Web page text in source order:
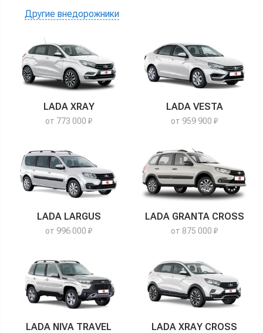
Другие внедорожники
LADA XRAY
от 773 000 ₽
LADA VESTA
от 959 900 ₽
LADA LARGUS
от 996 000 ₽
LADA GRANTA CROSS
от 875 000 ₽
LADA NIVA TRAVEL LADA XRAY CROSS